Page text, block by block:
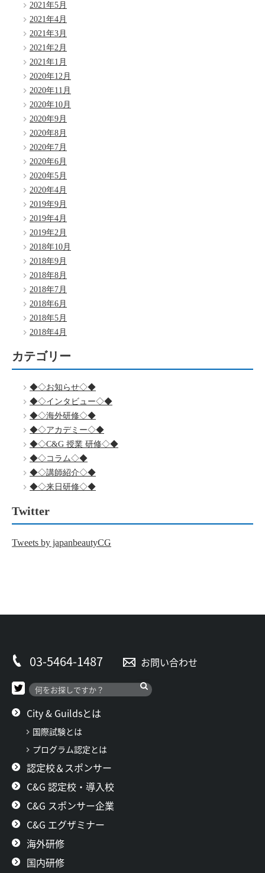
2021年5月
2021年4月
2021年3月
2021年2月
2021年1月
2020年12月
2020年11月
2020年10月
2020年9月
2020年8月
2020年7月
2020年6月
2020年5月
2020年4月
2019年9月
2019年4月
2019年2月
2018年10月
2018年9月
2018年8月
2018年7月
2018年6月
2018年5月
2018年4月
カテゴリー
◆◇お知らせ◇◆
◆◇インタビュー◇◆
◆◇海外研修◇◆
◆◇アカデミー◇◆
◆◇C&G 授業 研修◇◆
◆◇コラム◇◆
◆◇講師紹介◇◆
◆◇来日研修◇◆
Twitter
Tweets by japanbeautyCG
03-5464-1487 お問い合わせ
City & Guildsとは
国際試験とは
プログラム認定とは
認定校＆スポンサー
C&G 認定校・導入校
C&G スポンサー企業
C&G エグザミナー
海外研修
国内研修